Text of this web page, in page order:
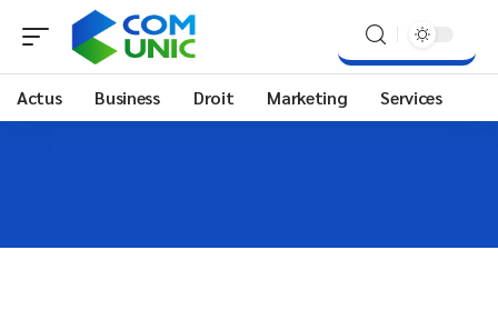
Actus Business Droit Marketing Services